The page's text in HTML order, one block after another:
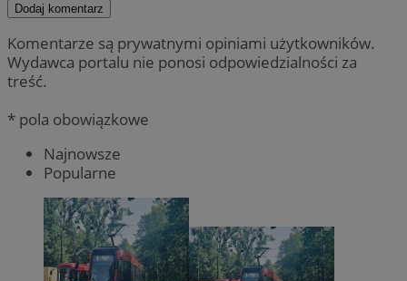
Dodaj komentarz
Komentarze są prywatnymi opiniami użytkowników.
Wydawca portalu nie ponosi odpowiedzialności za
treść.
* pola obowiązkowe
Najnowsze
Popularne